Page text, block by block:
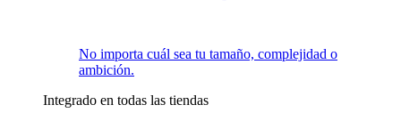
No importa cuál sea tu tamaño, complejidad o
ambición.
Integrado en todas las tiendas